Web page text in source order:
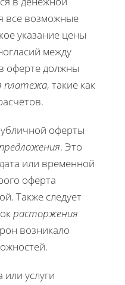
все возможные
указание цены
между
оферте должны
платежа, такие как
оферты
. Это
или временной
оферта
Также следует
расторжения
возникало
услуги